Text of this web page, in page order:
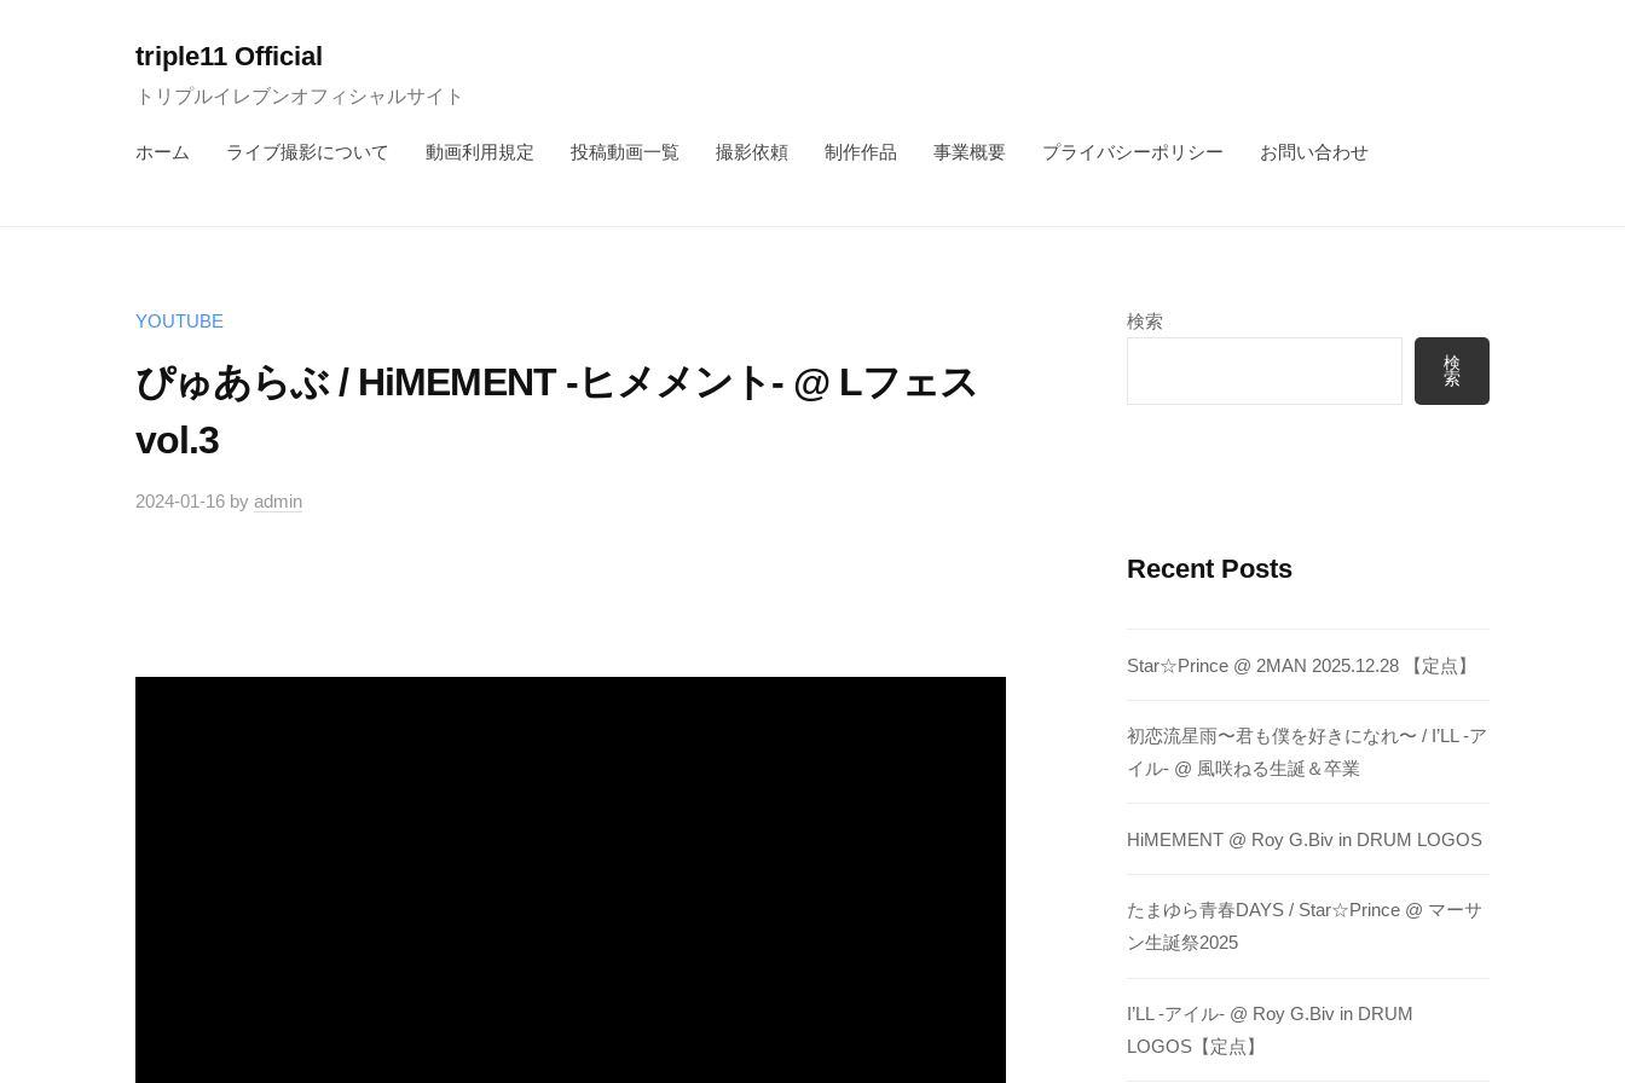
triple11 Official
トリプルイレブンオフィシャルサイト
ホーム ライブ撮影について 動画利用規定 投稿動画一覧 撮影依頼 制作作品 事業概要 プライバシーポリシー お問い合わせ
YOUTUBE
ぴゅあらぶ / HiMEMENT -ヒメメント- @ Lフェス
vol.3
2024-01-16 by admin
検索
検
索
Recent Posts
Star☆Prince @ 2MAN 2025.12.28 【定点】
初恋流星雨〜君も僕を好きになれ〜 / I’LL -ア
イル- @ 風咲ねる生誕＆卒業
HiMEMENT @ Roy G.Biv in DRUM LOGOS
たまゆら青春DAYS / Star☆Prince @ マーサ
ン生誕祭2025
I’LL -アイル- @ Roy G.Biv in DRUM
LOGOS【定点】